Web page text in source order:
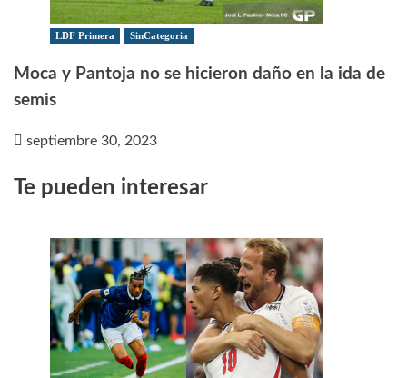
LDF Primera SinCategoria
Moca y Pantoja no se hicieron daño en la ida de
semis
septiembre 30, 2023
Te pueden interesar